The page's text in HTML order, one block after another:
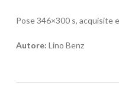
Pose 346×300 s, acquisite
Autore: Lino Benz